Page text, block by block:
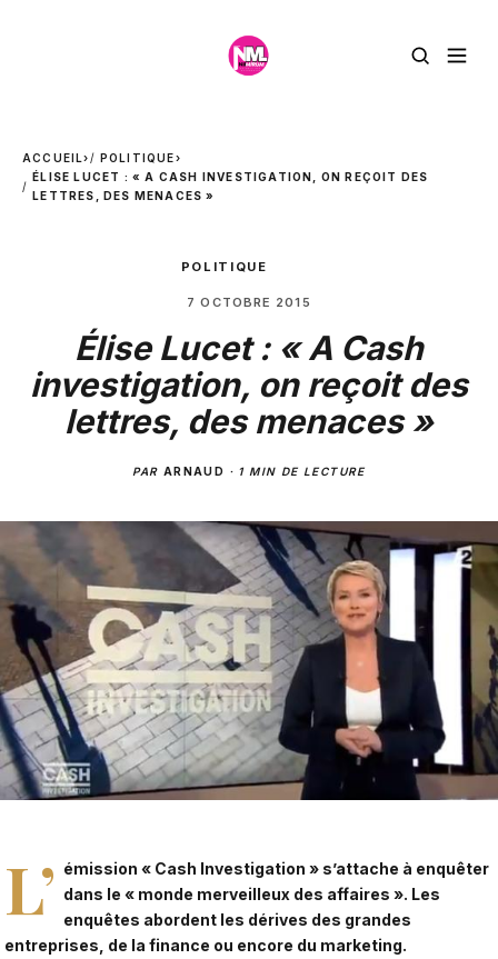
ACCUEIL› POLITIQUE›
ÉLISE LUCET : « A CASH INVESTIGATION, ON REÇOIT DES
LETTRES, DES MENACES »
POLITIQUE
7 OCTOBRE 2015
Élise Lucet : « A Cash
investigation, on reçoit des
lettres, des menaces »
PAR ARNAUD · 1 MIN DE LECTURE
L’ émission « Cash Investigation » s’attache à enquêter
dans le « monde merveilleux des affaires ». Les
enquêtes abordent les dérives des grandes
entreprises, de la finance ou encore du marketing.